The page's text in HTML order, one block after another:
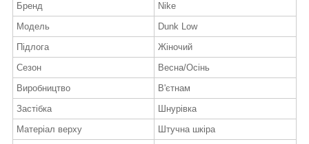
Бренд
Nike
Модель
Dunk Low
Підлога
Жіночий
Сезон
Весна/Осінь
Виробництво
В'єтнам
Застібка
Шнурівка
Матеріал верху
Штучна шкіра